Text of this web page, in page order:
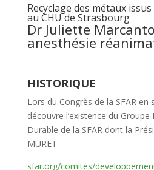
Recyclage des métaux
au CHU de Strasbourg
Dr Juliette
anesthésie
HISTORIQUE
Lors du Congrès de la SFAR en
découvre l’existence du
Durable de la SFAR dont la
MURET
sfar.org/comites/